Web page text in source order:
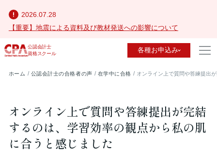
2026.07.28
【重要】地震による資料及び教材発送への影響について
公認会計士
資格スクール
各種お申込み
ホーム 公認会計士の合格者の声 在学中に合格 オンライン上で質問や答練提出
オンライン上で質問や答練提出が完結
するのは、学習効率の観点から私の肌
に合うと感じました